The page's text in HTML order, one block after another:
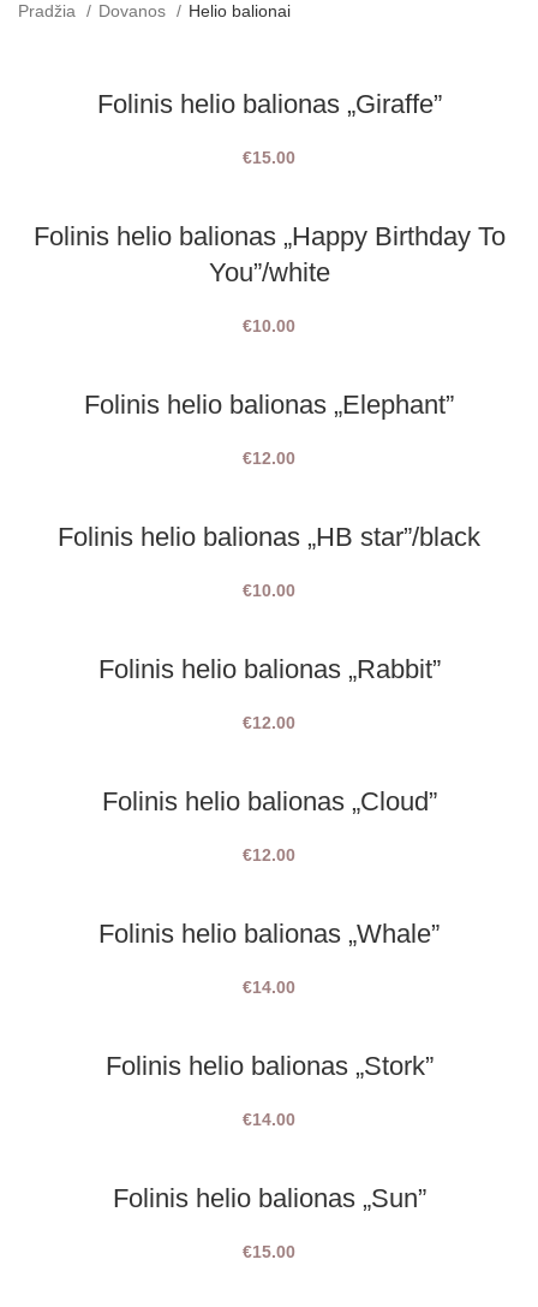
Pradžia Dovanos Helio balionai
Folinis helio balionas „Giraffe”
€15.00
Folinis helio balionas „Happy Birthday To
You”/white
€10.00
Folinis helio balionas „Elephant”
€12.00
Folinis helio balionas „HB star”/black
€10.00
Folinis helio balionas „Rabbit”
€12.00
Folinis helio balionas „Cloud”
€12.00
Folinis helio balionas „Whale”
€14.00
Folinis helio balionas „Stork”
€14.00
Folinis helio balionas „Sun”
€15.00